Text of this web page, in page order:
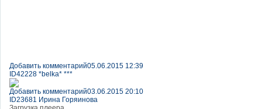
Добавить комментарий05.06.2015 12:39
ID42228 *belka* ***
Добавить комментарий03.06.2015 20:10
ID23681 Ирина Горяинова